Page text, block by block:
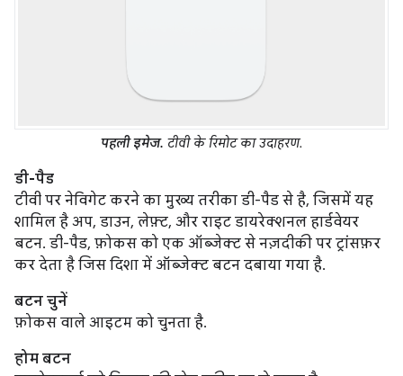
पहली इमेज. टीवी के रिमोट का उदाहरण.
डी-पैड
टीवी पर नेविगेट करने का मुख्य तरीका डी-पैड से है, जिसमें यह
शामिल है अप, डाउन, लेफ़्ट, और राइट डायरेक्शनल हार्डवेयर
बटन. डी-पैड, फ़ोकस को एक ऑब्जेक्ट से नज़दीकी पर ट्रांसफ़र
कर देता है जिस दिशा में ऑब्जेक्ट बटन दबाया गया है.
बटन चुनें
फ़ोकस वाले आइटम को चुनता है.
होम बटन